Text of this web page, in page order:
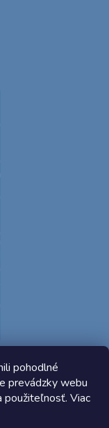
pohodlné
prevádzky webu
použiteľnosť. Viac